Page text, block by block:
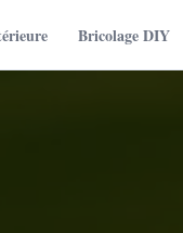
Bricolage DIY